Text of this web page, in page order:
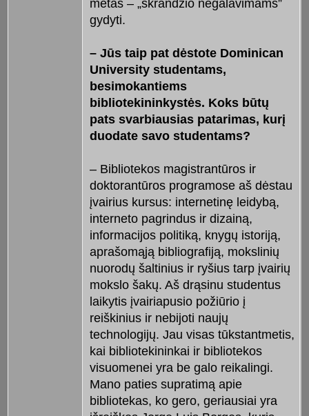
mėtas – „skrandžio negalavimams”
gydyti.
– Jūs taip pat dėstote Dominican
University studentams,
besimokantiems
bibliotekininkystės. Koks būtų
pats svarbiausias patarimas, kurį
duodate savo studentams?
– Bibliotekos magistrantūros ir
doktorantūros programose aš dėstau
įvairius kursus: internetinę leidybą,
interneto pagrindus ir dizainą,
informacijos politiką, knygų istoriją,
aprašomąją bibliografiją, mokslinių
nuorodų šaltinius ir ryšius tarp įvairių
mokslo šakų. Aš drąsinu studentus
laikytis įvairiapusio požiūrio į
reiškinius ir nebijoti naujų
technologijų. Jau visas tūkstantmetis,
kai bibliotekininkai ir bibliotekos
visuomenei yra be galo reikalingi.
Mano paties supratimą apie
bibliotekas, ko gero, geriausiai yra